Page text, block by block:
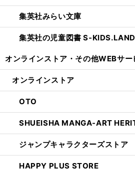
集英社みらい文庫
集英社の児童図書 S-KIDS.LAND
オンラインストア・ その他WEBサー
オンラインストア
OTO
SHUEISHA MANGA-ART
ジャンプキャラクターズストア
HAPPY PLUS STORE